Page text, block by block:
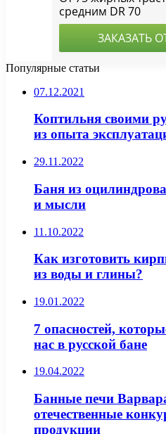
Популярные статьи
07.12.2021
Коптильня своими
из опыта
29.11.2022
Баня из
и мысли
11.10.2022
Как изготовить
из воды и глины?
19.01.2022
7 опасностей,
нас в русской бане
19.04.2022
Банные печи
отечественные
продукции